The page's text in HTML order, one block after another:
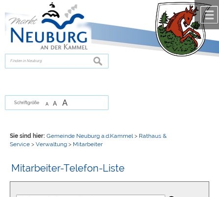
zur Navigationoder
springen.
suchen
Schriftgröße A A A
Sie sind hier: Gemeinde Neuburg a.d.Kammel > Rathaus &
Service> Verwaltung> Mitarbeiter
Mitarbeiter-Telefon-Liste